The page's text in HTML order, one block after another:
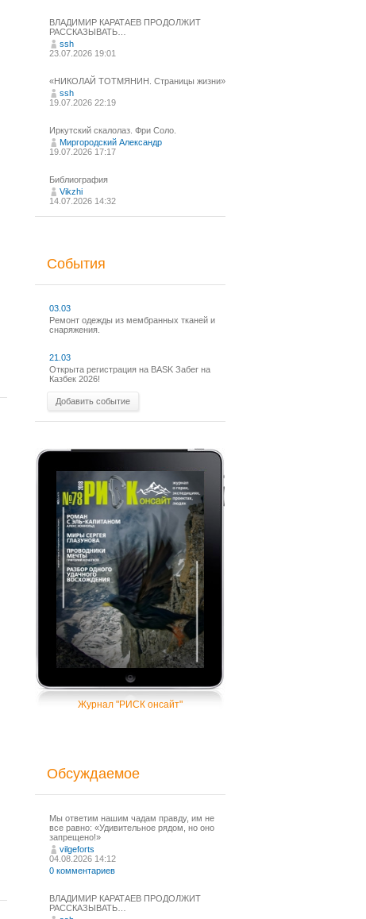
ВЛАДИМИР КАРАТАЕВ ПРОДОЛЖИТ
РАССКАЗЫВАТЬ…
ssh
23.07.2026 19:01
«НИКОЛАЙ ТОТМЯНИН. Страницы жизни»
ssh
19.07.2026 22:19
Иркутский скалолаз. Фри Соло.
Миргородский Александр
19.07.2026 17:17
Библиография
Vikzhi
14.07.2026 14:32
События
03.03
Ремонт одежды из мембранных тканей и
снаряжения.
21.03
Открыта регистрация на BASK Забег на
Казбек 2026!
Добавить событие
Журнал "РИСК онсайт"
Обсуждаемое
Мы ответим нашим чадам правду, им не
все равно: «Удивительное рядом, но оно
запрещено!»
vilgeforts
04.08.2026 14:12
0 комментариев
ВЛАДИМИР КАРАТАЕВ ПРОДОЛЖИТ
РАССКАЗЫВАТЬ…